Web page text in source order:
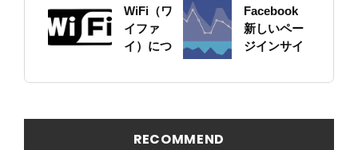
WiFi（ワ
イファ
イ）につ
とめ
Facebook
新しいペー
ジインサイ
Insight）が
RECOMMEND